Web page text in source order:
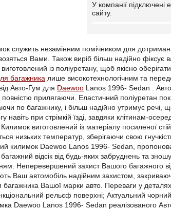
У компанії
сайту.
служить незамінним помічником для
Вами. Також виріб більш надійно фіксує
із поліуретану, щоб якісно
багажника лише високотехнологічним та
Авто-Гум для Daewoo Lanos 1996- Sedan :
прилягаючи. Еластичний поліуретан
по багажнику, і більш надійно утримує
навіть при стрімкій їзді, завдяки клітинам-
виготовлений із матеріалу посиленої
низьких температур, зберігаючи свою
килимок Daewoo Lanos 1996- Sedan,
відсік від будь-яких забруднень та
Неперевершений захист Вашого багажного
Ваш автомобіль надійним захистом,
багажника Вашої марки авто. Переваги у
рельєф поверхні; Актуальний
Daewoo Lanos 1996- Sedan реалізованого